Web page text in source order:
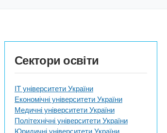
Сектори освіти
IT університети України
Економічні університети України
Медичні університети України
Політехнічні університети України
Юридичні університети України